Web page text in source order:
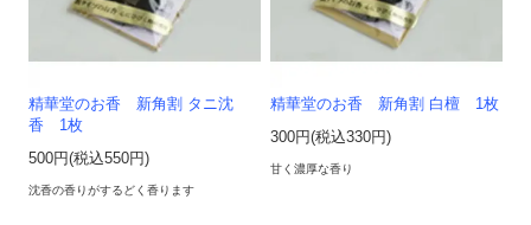
精華堂のお香 新角割 タニ沈
香 1枚
500円(税込550円)
沈香の香りがするどく香ります
精華堂のお香 新角割 白檀 1枚
300円(税込330円)
甘く濃厚な香り